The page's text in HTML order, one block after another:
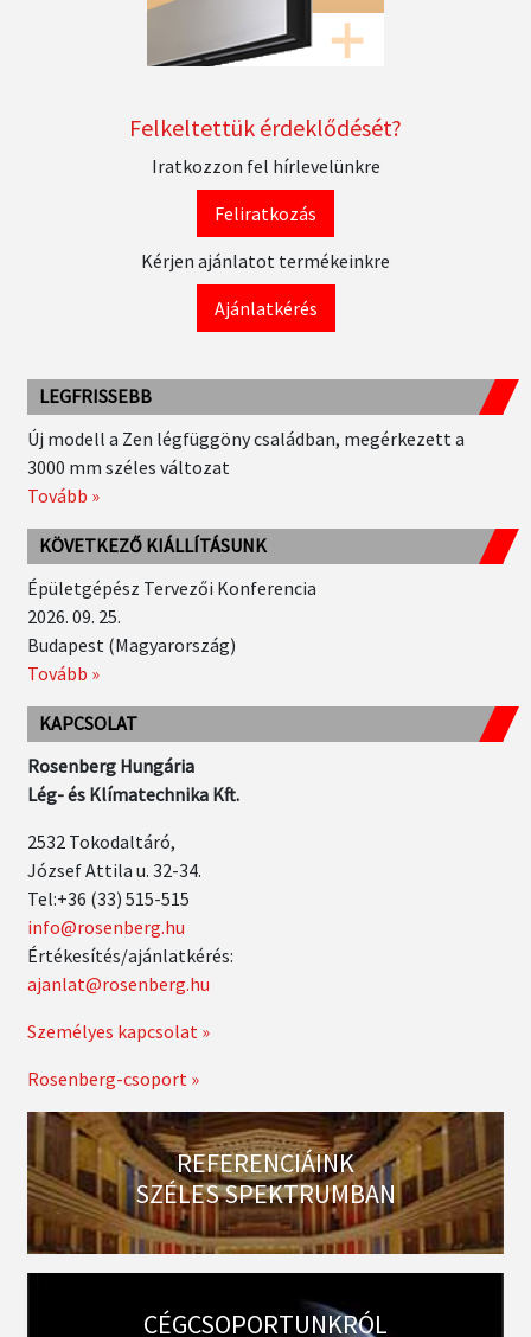
Felkeltettük érdeklődését?
Iratkozzon fel hírlevelünkre
Feliratkozás
Kérjen ajánlatot termékeinkre
Ajánlatkérés
LEGFRISSEBB
Új modell a Zen légfüggöny családban, megérkezett a
3000 mm széles változat
Tovább »
KÖVETKEZŐ KIÁLLÍTÁSUNK
Épületgépész Tervezői Konferencia
2026. 09. 25.
Budapest (Magyarország)
Tovább »
KAPCSOLAT
Rosenberg Hungária
Lég- és Klímatechnika Kft.
2532 Tokodaltáró,
József Attila u. 32-34.
Tel:+36 (33) 515-515
info@rosenberg.hu
Értékesítés/ajánlatkérés:
ajanlat@rosenberg.hu
Személyes kapcsolat »
Rosenberg-csoport »
REFERENCIÁINK
SZÉLES SPEKTRUMBAN
CÉGCSOPORTUNKRÓL